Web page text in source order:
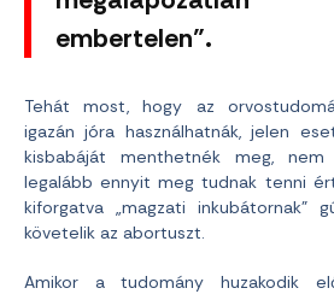
embertelen”.
Tehát most, hogy az
igazán jóra használhatnák, jelen
kisbabáját menthetnék meg, nem
legalább ennyit meg tudnak tenni
kiforgatva „magzati inkubátornak”
követelik az abortuszt.
Amikor a tudomány huzakodik